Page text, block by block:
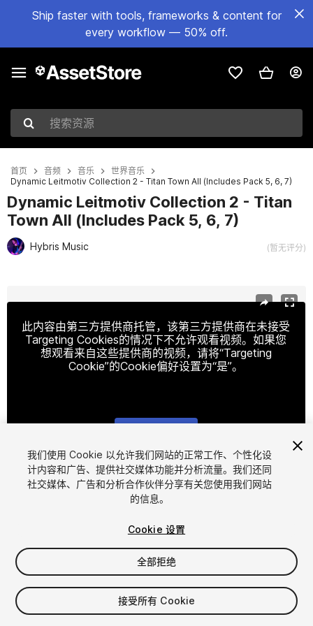
Ship faster with tools, frameworks & content for
every workflow — 50% off.
搜索资源
首页 音频 音乐
世界音乐
Dynamic Leitmotiv Collection 2 - Titan Town All (Includes Pack 5, 6, 7)
Dynamic Leitmotiv Collection 2 - Titan
Town All (Includes Pack 5, 6, 7)
Hybris Music (暂无评分)
此内容由第三方提供商托管，该第三方提供商在未接受
Targeting Cookies的情况下不允许观看视频。如果您
想观看来自这些提供商的视频，请将“Targeting
Cookie”的Cookie偏好设置为“是”。
1/86
$39.99
增值税将在结算时计算
我们使用 Cookie 以允许我们网站的正常工作、个性化设
计内容和广告、提供社交媒体功能并分析流量。我们还同
社交媒体、广告和分析合作伙伴分享有关您使用我们网站
的信息。
Cookie 设置
全部拒绝
接受所有 Cookie